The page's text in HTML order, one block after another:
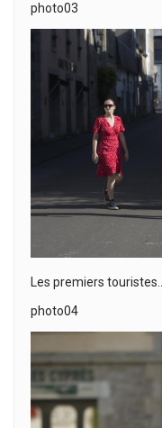
photo03
Les premiers touristes….
photo04